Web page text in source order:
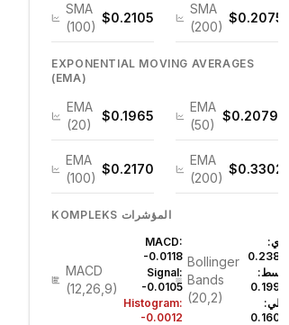
SMA
(100)
$0.2105
SMA
(200)
$0.2075
EXPONENTIAL MOVING AVERAGES
(EMA)
EMA
(20)
$0.1965
EMA
(50)
$0.2079
EMA
(100)
$0.2170
EMA
(200)
$0.3302
KOMPLEKS المؤشرات
MACD
(12,26,9)
MACD:
-0.0118
Signal:
-0.0105
Histogram:
-0.0012
Bollinger
Bands
(20,2)
علوي:
متوسط:
سفلي: